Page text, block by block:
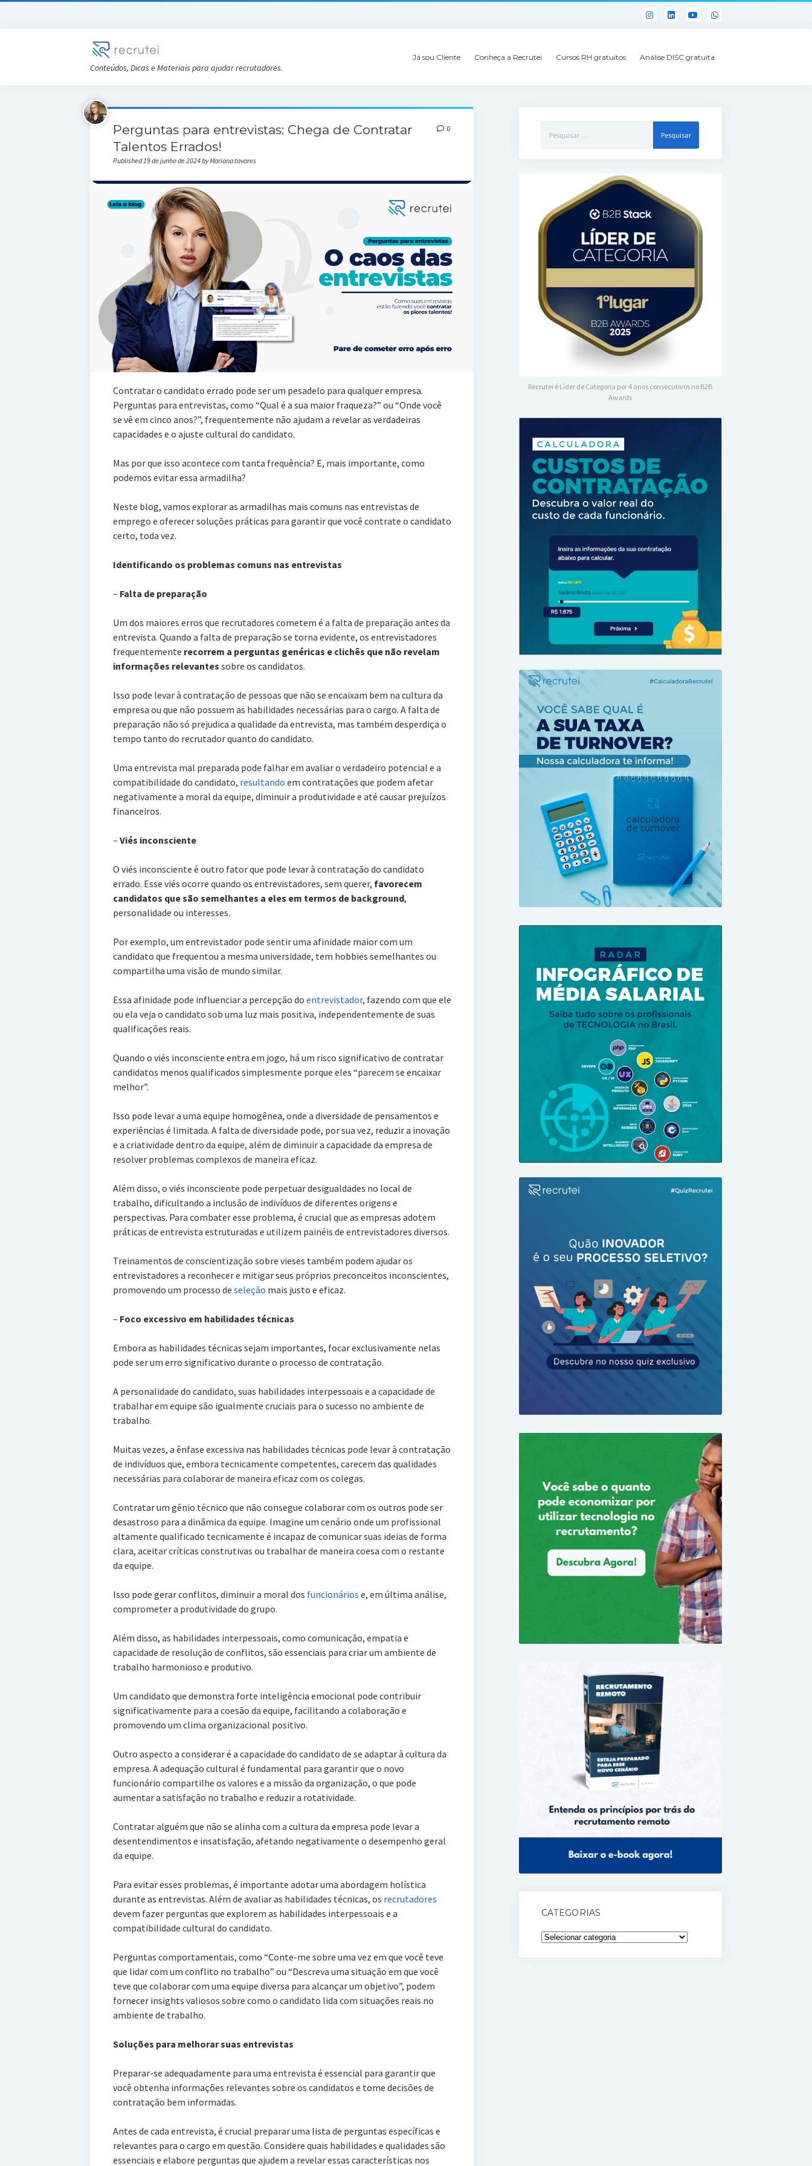
Conteúdos, Dicas e Materiais para ajudar recrutadores.
Já sou Cliente Conheça a Recrutei Cursos RH gratuitos Análise DISC gratuita
Perguntas para entrevistas: Chega de Contratar
Talentos Errados!
Published 19 de junho de 2024 by Mariana tavares
0
Contratar o candidato errado pode ser um pesadelo para qualquer empresa.
Perguntas para entrevistas, como “Qual é a sua maior fraqueza?” ou “Onde você
se vê em cinco anos?”, frequentemente não ajudam a revelar as verdadeiras
capacidades e o ajuste cultural do candidato.
Mas por que isso acontece com tanta frequência? E, mais importante, como
podemos evitar essa armadilha?
Neste blog, vamos explorar as armadilhas mais comuns nas entrevistas de
emprego e oferecer soluções práticas para garantir que você contrate o candidato
certo, toda vez.
Identificando os problemas comuns nas entrevistas
– Falta de preparação
Um dos maiores erros que recrutadores cometem é a falta de preparação antes da
entrevista. Quando a falta de preparação se torna evidente, os entrevistadores
frequentemente recorrem a perguntas genéricas e clichês que não revelam
informações relevantes sobre os candidatos.
Isso pode levar à contratação de pessoas que não se encaixam bem na cultura da
empresa ou que não possuem as habilidades necessárias para o cargo. A falta de
preparação não só prejudica a qualidade da entrevista, mas também desperdiça o
tempo tanto do recrutador quanto do candidato.
Uma entrevista mal preparada pode falhar em avaliar o verdadeiro potencial e a
compatibilidade do candidato, resultando em contratações que podem afetar
negativamente a moral da equipe, diminuir a produtividade e até causar prejuízos
financeiros.
– Viés inconsciente
O viés inconsciente é outro fator que pode levar à contratação do candidato
errado. Esse viés ocorre quando os entrevistadores, sem querer, favorecem
candidatos que são semelhantes a eles em termos de background,
personalidade ou interesses.
Por exemplo, um entrevistador pode sentir uma afinidade maior com um
candidato que frequentou a mesma universidade, tem hobbies semelhantes ou
compartilha uma visão de mundo similar.
Essa afinidade pode influenciar a percepção do entrevistador, fazendo com que ele
ou ela veja o candidato sob uma luz mais positiva, independentemente de suas
qualificações reais.
Quando o viés inconsciente entra em jogo, há um risco significativo de contratar
candidatos menos qualificados simplesmente porque eles “parecem se encaixar
melhor”.
Isso pode levar a uma equipe homogênea, onde a diversidade de pensamentos e
experiências é limitada. A falta de diversidade pode, por sua vez, reduzir a inovação
e a criatividade dentro da equipe, além de diminuir a capacidade da empresa de
resolver problemas complexos de maneira eficaz.
Além disso, o viés inconsciente pode perpetuar desigualdades no local de
trabalho, dificultando a inclusão de indivíduos de diferentes origens e
perspectivas. Para combater esse problema, é crucial que as empresas adotem
práticas de entrevista estruturadas e utilizem painéis de entrevistadores diversos.
Treinamentos de conscientização sobre vieses também podem ajudar os
entrevistadores a reconhecer e mitigar seus próprios preconceitos inconscientes,
promovendo um processo de seleção mais justo e eficaz.
– Foco excessivo em habilidades técnicas
Embora as habilidades técnicas sejam importantes, focar exclusivamente nelas
pode ser um erro significativo durante o processo de contratação.
A personalidade do candidato, suas habilidades interpessoais e a capacidade de
trabalhar em equipe são igualmente cruciais para o sucesso no ambiente de
trabalho.
Muitas vezes, a ênfase excessiva nas habilidades técnicas pode levar à contratação
de indivíduos que, embora tecnicamente competentes, carecem das qualidades
necessárias para colaborar de maneira eficaz com os colegas.
Contratar um gênio técnico que não consegue colaborar com os outros pode ser
desastroso para a dinâmica da equipe. Imagine um cenário onde um profissional
altamente qualificado tecnicamente é incapaz de comunicar suas ideias de forma
clara, aceitar críticas construtivas ou trabalhar de maneira coesa com o restante
da equipe.
Isso pode gerar conflitos, diminuir a moral dos funcionários e, em última análise,
comprometer a produtividade do grupo.
Além disso, as habilidades interpessoais, como comunicação, empatia e
capacidade de resolução de conflitos, são essenciais para criar um ambiente de
trabalho harmonioso e produtivo.
Um candidato que demonstra forte inteligência emocional pode contribuir
significativamente para a coesão da equipe, facilitando a colaboração e
promovendo um clima organizacional positivo.
Outro aspecto a considerar é a capacidade do candidato de se adaptar à cultura da
empresa. A adequação cultural é fundamental para garantir que o novo
funcionário compartilhe os valores e a missão da organização, o que pode
aumentar a satisfação no trabalho e reduzir a rotatividade.
Contratar alguém que não se alinha com a cultura da empresa pode levar a
desentendimentos e insatisfação, afetando negativamente o desempenho geral
da equipe.
Para evitar esses problemas, é importante adotar uma abordagem holística
durante as entrevistas. Além de avaliar as habilidades técnicas, os recrutadores
devem fazer perguntas que explorem as habilidades interpessoais e a
compatibilidade cultural do candidato.
Perguntas comportamentais, como “Conte-me sobre uma vez em que você teve
que lidar com um conflito no trabalho” ou “Descreva uma situação em que você
teve que colaborar com uma equipe diversa para alcançar um objetivo”, podem
fornecer insights valiosos sobre como o candidato lida com situações reais no
ambiente de trabalho.
Soluções para melhorar suas entrevistas
Preparar-se adequadamente para uma entrevista é essencial para garantir que
você obtenha informações relevantes sobre os candidatos e tome decisões de
contratação bem informadas.
Antes de cada entrevista, é crucial preparar uma lista de perguntas específicas e
relevantes para o cargo em questão. Considere quais habilidades e qualidades são
essenciais e elabore perguntas que ajudem a revelar essas características nos
por:
Recrutei é Líder de Categoria por 4 anos consecutivos no B2B
Awards
CATEGORIAS
Categorias